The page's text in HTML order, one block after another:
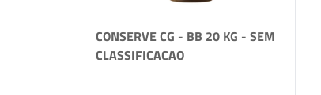
CONSERVE CG - BB 20 KG - SEM
CLASSIFICACAO